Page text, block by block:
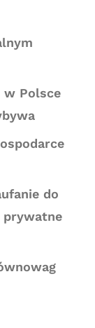
w Polsce
do